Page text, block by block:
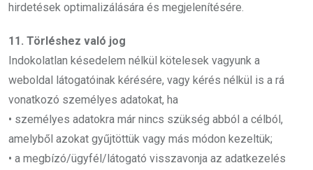
hirdetések optimalizálására és megjelenítésére.
11. Törléshez való jog
Indokolatlan késedelem nélkül kötelesek vagyunk a
weboldal látogatóinak kérésére, vagy kérés nélkül is a rá
vonatkozó személyes adatokat, ha
• személyes adatokra már nincs szükség abból a célból,
amelyből azokat gyűjtöttük vagy más módon kezeltük;
• a megbízó/ügyfél/látogató visszavonja az adatkezelés